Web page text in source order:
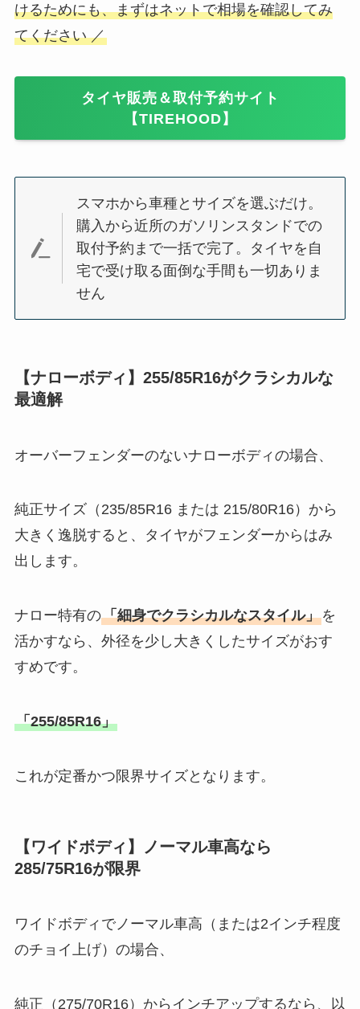
けるためにも、まずはネットで相場を確認してみ
てください ／
タイヤ販売＆取付予約サイト
【TIREHOOD】
スマホから車種とサイズを選ぶだけ。
購入から近所のガソリンスタンドでの
取付予約まで一括で完了。タイヤを自
宅で受け取る面倒な手間も一切ありま
せん
【ナローボディ】255/85R16がクラシカルな
最適解
オーバーフェンダーのないナローボディの場合、
純正サイズ（235/85R16 または 215/80R16）から
大きく逸脱すると、タイヤがフェンダーからはみ
出します。
ナロー特有の「細身でクラシカルなスタイル」を
活かすなら、外径を少し大きくしたサイズがおす
すめです。
「255/85R16」
これが定番かつ限界サイズとなります。
【ワイドボディ】ノーマル車高なら
285/75R16が限界
ワイドボディでノーマル車高（または2インチ程度
のチョイ上げ）の場合、
純正（275/70R16）からインチアップするなら、以